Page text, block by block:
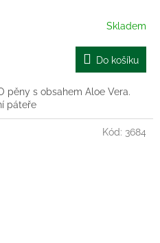
Skladem
Do košíku
pěny s obsahem Aloe Vera.
páteře
Kód: 3684